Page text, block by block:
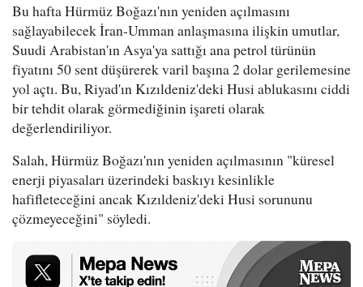
Bu hafta Hürmüz Boğazı'nın yeniden açılmasını
sağlayabilecek İran-Umman anlaşmasına ilişkin umutlar,
Suudi Arabistan'ın Asya'ya sattığı ana petrol türünün
fiyatını 50 sent düşürerek varil başına 2 dolar gerilemesine
yol açtı. Bu, Riyad'ın Kızıldeniz'deki Husi ablukasını ciddi
bir tehdit olarak görmediğinin işareti olarak
değerlendiriliyor.
Salah, Hürmüz Boğazı'nın yeniden açılmasının "küresel
enerji piyasaları üzerindeki baskıyı kesinlikle
hafifleteceğini ancak Kızıldeniz'deki Husi sorununu
çözmeyeceğini" söyledi.